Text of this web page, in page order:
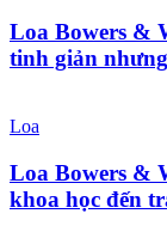
Loa Bowers &
tinh giản
Loa
Loa Bowers &
khoa học đến